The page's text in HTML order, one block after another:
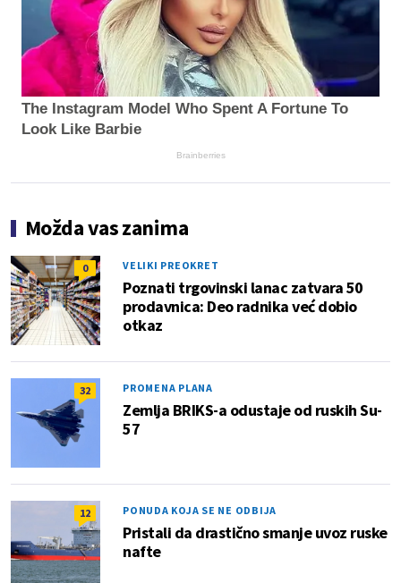
The Instagram Model Who Spent A Fortune To
Look Like Barbie
Brainberries
Možda vas zanima
0 VELIKI PREOKRET
Poznati trgovinski lanac zatvara 50
prodavnica: Deo radnika već dobio
otkaz
32 PROMENA PLANA
Zemlja BRIKS-a odustaje od ruskih Su-
57
12 PONUDA KOJA SE NE ODBIJA
Pristali da drastično smanje uvoz ruske
nafte